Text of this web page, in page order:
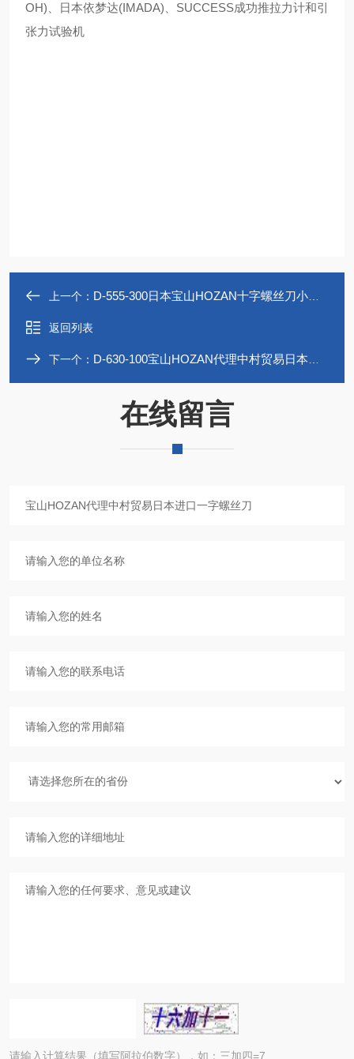
OH)、日本依梦达(IMADA)、SUCCESS成功推拉力计和引
张力试验机
上一个： D-555-300日本宝山HOZAN十字螺丝刀小巧便携
返回列表
下一个： D-630-100宝山HOZAN代理中村贸易日本进口一字螺丝刀
在线留言
请输入计算结果（填写阿拉伯数字），如：三加四=7